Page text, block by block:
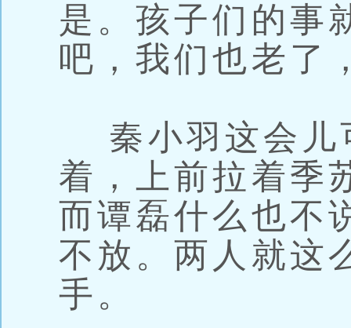
是。孩子们的事
吧，我们也老了
秦小羽这会儿
着，上前拉着季
而谭磊什么也不
不放。两人就这
手。